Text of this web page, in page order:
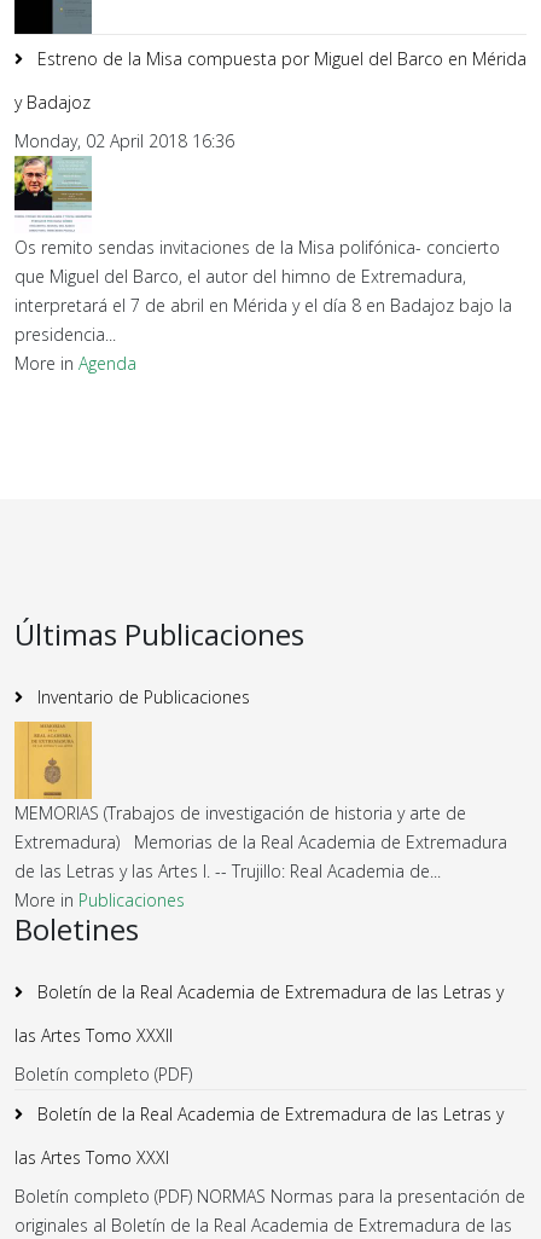
Estreno de la Misa compuesta por Miguel del Barco en Mérida
y Badajoz
Monday, 02 April 2018 16:36
Os remito sendas invitaciones de la Misa polifónica- concierto
que Miguel del Barco, el autor del himno de Extremadura,
interpretará el 7 de abril en Mérida y el día 8 en Badajoz bajo la
presidencia...
More in Agenda
Últimas Publicaciones
Inventario de Publicaciones
MEMORIAS (Trabajos de investigación de historia y arte de
Extremadura) Memorias de la Real Academia de Extremadura
de las Letras y las Artes I. -- Trujillo: Real Academia de...
More in Publicaciones
Boletines
Boletín de la Real Academia de Extremadura de las Letras y
las Artes Tomo XXXII
Boletín completo (PDF)
Boletín de la Real Academia de Extremadura de las Letras y
las Artes Tomo XXXI
Boletín completo (PDF) NORMAS Normas para la presentación de
originales al Boletín de la Real Academia de Extremadura de las